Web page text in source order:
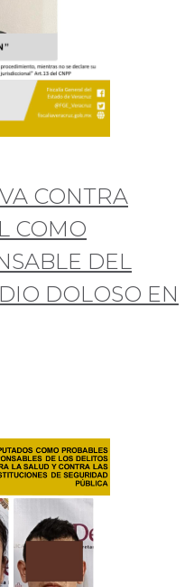
CONTRA
COMO
DEL
DOLOSO EN